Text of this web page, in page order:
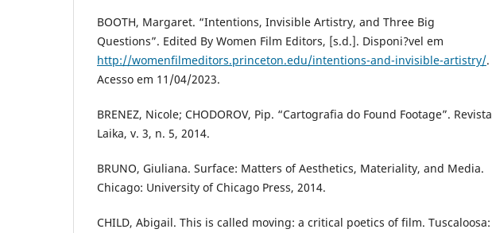
BOOTH, Margaret. “Intentions, Invisible Artistry, and Three Big
Questions”. Edited By Women Film Editors, [s.d.]. Disponi?vel em
http://womenfilmeditors.princeton.edu/intentions-and-invisible-artistry/.
Acesso em 11/04/2023.
BRENEZ, Nicole; CHODOROV, Pip. “Cartografia do Found Footage”. Revista
Laika, v. 3, n. 5, 2014.
BRUNO, Giuliana. Surface: Matters of Aesthetics, Materiality, and Media.
Chicago: University of Chicago Press, 2014.
CHILD, Abigail. This is called moving: a critical poetics of film. Tuscaloosa: